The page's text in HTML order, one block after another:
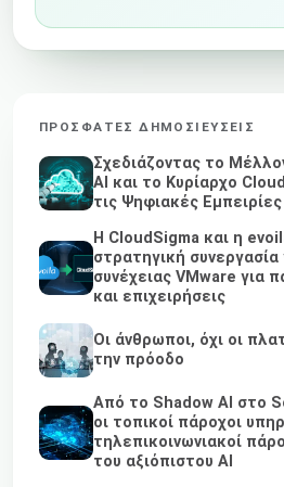
ΠΡΌΣΦΑΤΕΣ ΔΗΜΟΣΙΕΎΣΕΙΣ
Σχεδιάζοντας το
AI και το Κυρίαρχο
τις Ψηφιακές Εμπειρίες
Η CloudSigma και η
στρατηγική
συνέχειας VMware για
και επιχειρήσεις
Οι άνθρωποι, όχι οι
την πρόοδο
Από το Shadow AI στο
οι τοπικοί πάροχοι
τηλεπικοινωνιακοί
του αξιόπιστου AI